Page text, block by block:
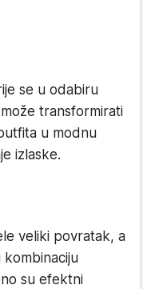
se u odabiru
transformirati
u modnu
izlaske.
veliki povratak, a
kombinaciju
su efektni